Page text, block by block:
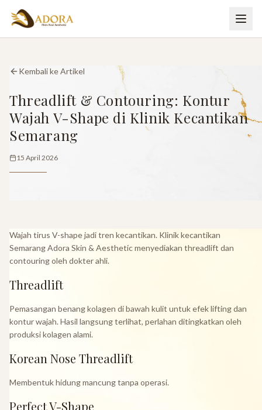
Kembali ke Artikel
Threadlift & Contouring: Kontur
Wajah V-Shape di Klinik Kecantikan
Semarang
15 April 2026
Wajah tirus V-shape jadi tren kecantikan. Klinik kecantikan
Semarang Adora Skin & Aesthetic menyediakan threadlift dan
contouring oleh dokter ahli.
Threadlift
Pemasangan benang kolagen di bawah kulit untuk efek lifting dan
kontur wajah. Hasil langsung terlihat, perlahan ditingkatkan oleh
produksi kolagen alami.
Korean Nose Threadlift
Membentuk hidung mancung tanpa operasi.
Perfect V-Shape